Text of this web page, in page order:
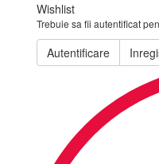
Wishlist
Trebuie sa fii autentificat
Autentificare